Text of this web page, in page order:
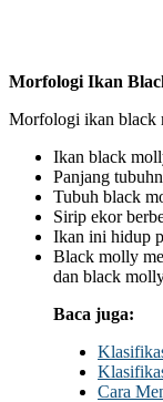
Morfologi Ikan
Morfologi ikan black
Ikan black
Panjang
Tubuh black
Sirip ekor
Ikan ini hidup
Black molly
dan black
Baca juga:
Cara